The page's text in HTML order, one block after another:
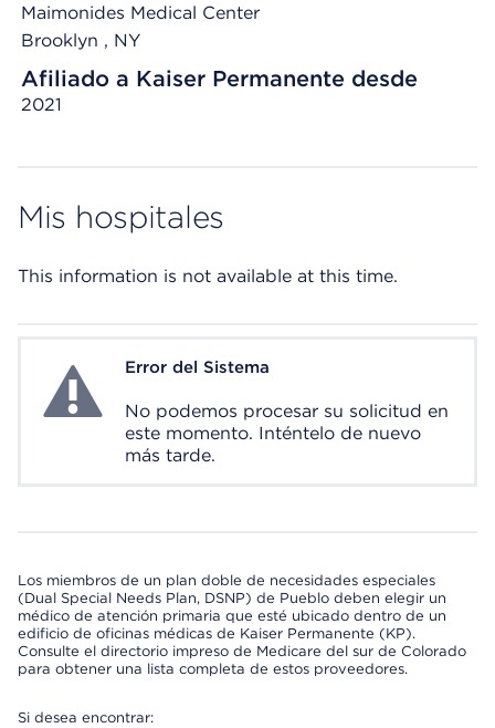
Maimonides Medical Center
Brooklyn , NY
Afiliado a Kaiser Permanente desde
2021
Mis hospitales
This information is not available at this time.
System ErrorError del Sistema
No podemos procesar su solicitud en
este momento. Inténtelo de nuevo
más tarde.
Los miembros de un plan doble de necesidades especiales
(Dual Special Needs Plan, DSNP) de Pueblo deben elegir un
médico de atención primaria que esté ubicado dentro de un
edificio de oficinas médicas de Kaiser Permanente (KP).
Consulte el directorio impreso de Medicare del sur de Colorado
para obtener una lista completa de estos proveedores.
Si desea encontrar: